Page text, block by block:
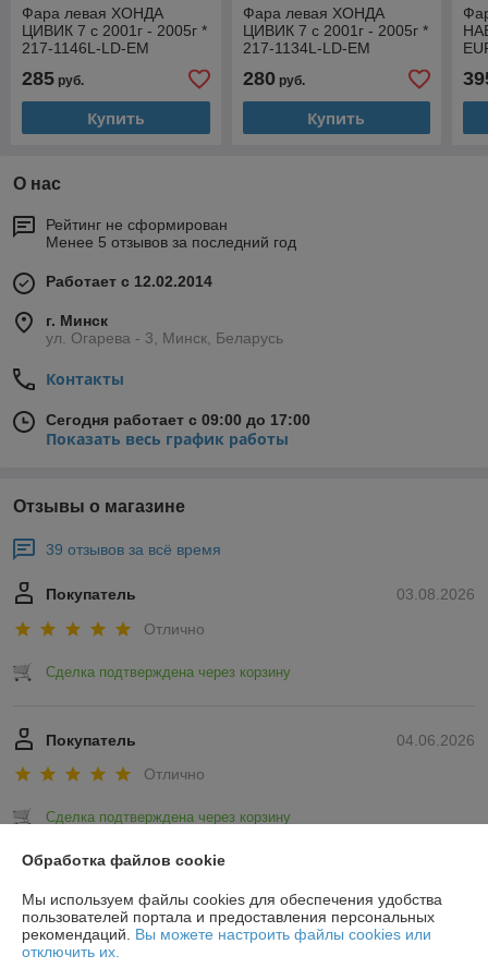
Фара левая ХОНДА
ЦИВИК 7 с 2001г - 2005г *
217-1146L-LD-EM
285 руб.
Купить
Фара левая ХОНДА
ЦИВИК 7 с 2001г - 2005г *
217-1134L-LD-EM
280руб.
Купить
О нас
Рейтинг не сформирован
Менее 5 отзывов за последний год
Работает с 12.02.2014
г. Минск
ул. Огарева - 3, Минск, Беларусь
Контакты
Сегодня работает с 09:00 до 17:00
Показать весь график работы
Отзывы о магазине
39 отзывов за всё время
03.08.2026
Покупатель
Отлично
Сделка подтверждена через корзину
04.06.2026
Покупатель
Отлично
Сделка подтверждена через корзину
Показать все отзывы
О нас
Обработка файлов cookie
Мы используем файлы cookies для обеспечения удобства
пользователей портала и предоставления персональных
рекомендаций. Вы можете настроить файлы cookies или
отключить их.